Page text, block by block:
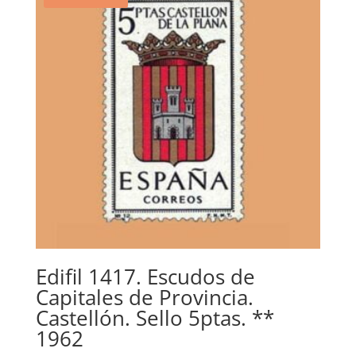
Edifil 1417. Escudos de
Capitales de Provincia.
Castellón. Sello 5ptas. **
1962